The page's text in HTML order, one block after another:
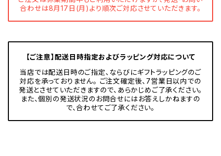
合わせは8月17日(月)より順次ご対応させていただきます。
【ご注意】配送日時指定およびラッピング対応について
当店では配送日時のご指定、ならびにギフトラッピングのご
対応を承っておりません。 ご注文確定後、7営業日以内での
発送とさせていただきますので、あらかじめご了承ください。
また、個別の発送状況のお問合せにはお答えしかねますの
で、合わせてご了承ください。